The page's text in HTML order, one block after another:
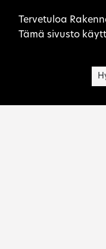
Suomalaiset
maailmansodan
vuosituhannen
Sivuston
Tervetuloa
Tämä sivusto